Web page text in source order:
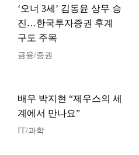
‘오너 3세’ 김동윤 상무 승
진…한국투자증권 후계
구도 주목
금융/증권
배우 박지현 “제우스의 세
계에서 만나요”
IT/과학